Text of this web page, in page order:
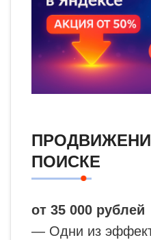
ПОИСКЕ
от 35 000 рублей
— Одни из